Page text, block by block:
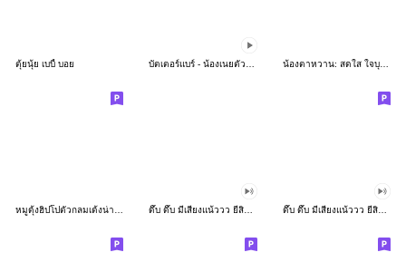
ตุ้ยนุ้ย เบบี้ บอย น้องตาหวาน: สดใส ใจบุญ (สีพาสเทล)
หมูดุ้งฮิปโปตัวกลมเด้งน่ารัก ดึ๊บ ดึ๊บ มีเสียงแน้ววว ยี่สิบเจ็ด ดึ๊บ ดึ๊บ มีเสียงแน้ววว ยี่สิบหก